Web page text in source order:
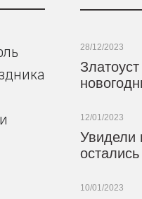
28/12/2023
12/01/2023
Увидели
10/01/2023